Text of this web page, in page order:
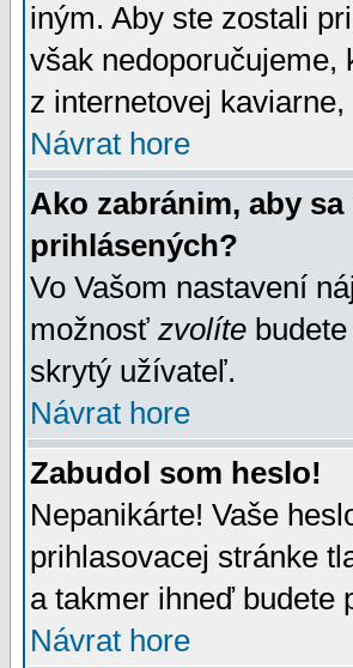
iným. Aby ste zostali
však nedoporučujeme,
z internetovej
Návrat hore
Ako zabránim, aby
prihlásených?
Vo Vašom nastavení
možnosť zvolíte
skrytý užívateľ.
Návrat hore
Zabudol som heslo!
Nepanikárte! Vaše
prihlasovacej stránke
a takmer ihneď budete
Návrat hore